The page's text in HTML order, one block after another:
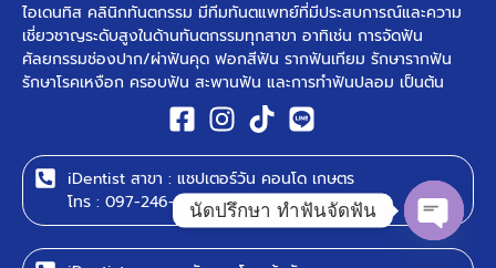
ไอเดนทิส คลินิกทันตกรรม มีทีมทันตแพทย์ที่มีประสบการณ์และความ
เชี่ยวชาญระดับสูงในด้านทันตกรรมทุกสาขา อาทิเช่น การจัดฟัน
ศัลยกรรมช่องปาก/ผ่าฟันคุด ฟอกสีฟัน รากฟันเทียม รักษารากฟัน
รักษาโรคเหงือก ครอบฟัน สะพานฟัน และการทำฟันปลอม เป็นต้น ​
iDentist สาขา : แชปเตอร์วัน คอนโด เกษตร
โทร : 097-246-8899นัดปรึกษา ทำฟันจัดฟัน
Open